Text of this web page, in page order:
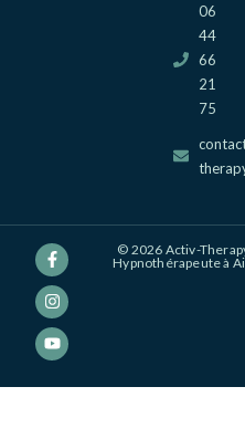
06
44
66
21
75
© 2026 Activ-
Hypnothérapeute à